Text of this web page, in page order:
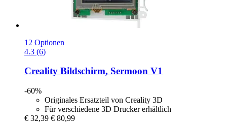
12 Optionen
4.3 (6)
Creality Bildschirm, Sermoon V1
-60%
Originales Ersatzteil von Creality 3D
Für verschiedene 3D Drucker erhältlich
€ 32,39 € 80,99